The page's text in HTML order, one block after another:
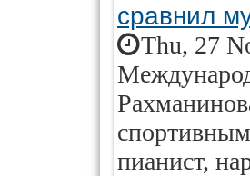
сравнил
Thu, 27
пианист,